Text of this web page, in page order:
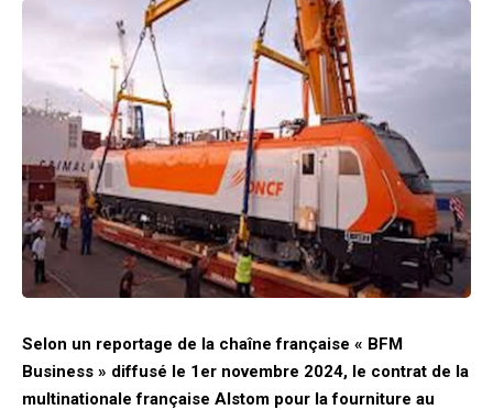
Selon un reportage de la chaîne française « BFM
Business » diffusé le 1er novembre 2024, le contrat de la
multinationale française Alstom pour la fourniture au